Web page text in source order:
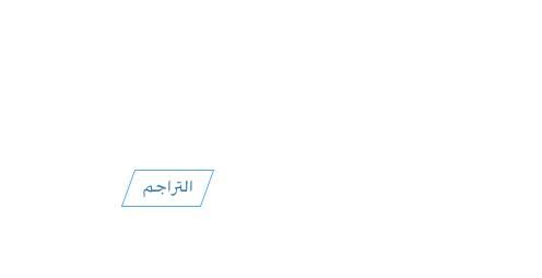
التراجم